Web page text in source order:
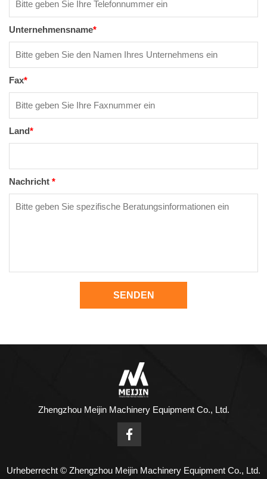
Unternehmensname*
Fax*
Land*
Nachricht *
SENDEN
Zhengzhou Meijin Machinery Equipment Co., Ltd.
Urheberrecht © Zhengzhou Meijin Machinery Equipment Co., Ltd.